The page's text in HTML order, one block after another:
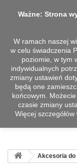
Koszyk (pusty)
Akcesoria do
Ważne: Strona
W ramach naszej
w celu świadczenia
poziomie, w tym
indywidualnych
zmiany ustawień
będą one
końcowym.
czasie zmiany
Więcej